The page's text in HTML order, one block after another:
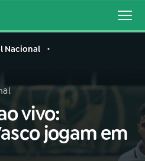
Nacional
vivo:
jogam em